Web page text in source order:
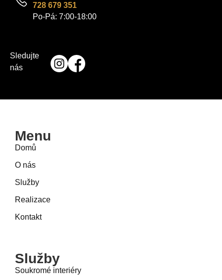
728 679 351
Po-Pá: 7:00-18:00
Sledujte
nás
Menu
Domů
O nás
Služby
Realizace
Kontakt
Služby
Soukromé interiéry